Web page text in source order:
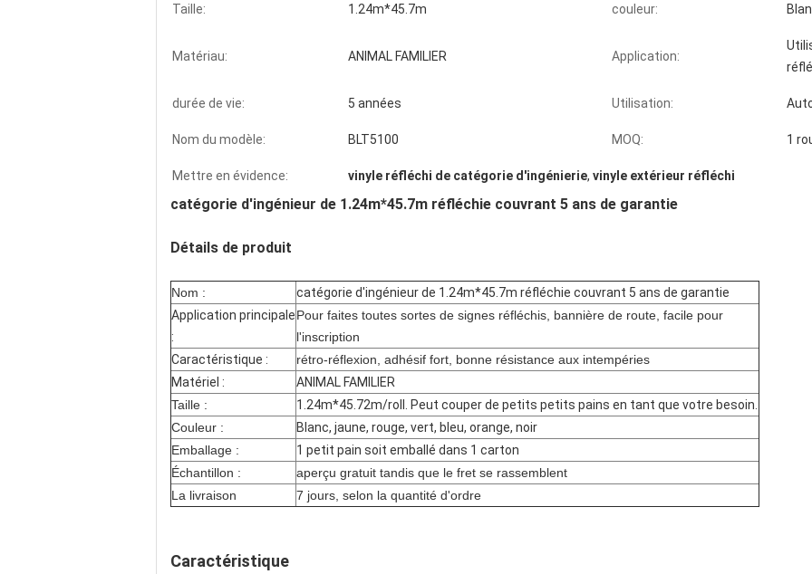
Taille:
1.24m*45.7m couleur:
Matériau: ANIMAL FAMILIER Application:
durée de vie: 5 années Utilisation:
Nom du modèle: BLT5100 MOQ: 1
Mettre en évidence: vinyle réfléchi de catégorie d'ingénierie, vinyle extérieur réfléchi
catégorie d'ingénieur de 1.24m*45.7m réfléchie couvrant 5 ans de garantie
Détails de produit
Nom :
catégorie d'ingénieur de 1.24m*45.7m réfléchie couvrant 5 ans de garantie
Application principale
:
Pour faites toutes sortes de signes réfléchis, bannière de route, facile pour
l'inscription
Caractéristique :
rétro-réflexion, adhésif fort, bonne résistance aux intempéries
Matériel :
ANIMAL FAMILIER
Taille :
1.24m*45.72m/roll. Peut couper de petits petits pains en tant que votre besoin.
Couleur :
Blanc, jaune, rouge, vert, bleu, orange, noir
Emballage :
1 petit pain soit emballé dans 1 carton
Échantillon :
aperçu gratuit tandis que le fret se rassemblent
La livraison
7 jours, selon la quantité d'ordre
Caractéristique